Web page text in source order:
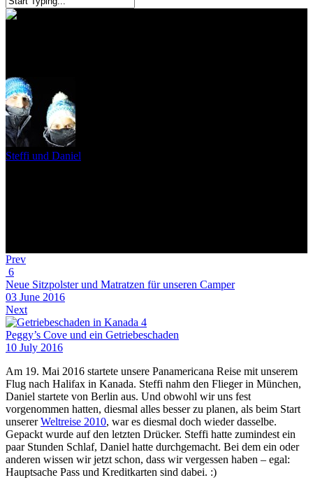
Steffi und Daniel
Prev
6
Neue Sitzpolster und Matratzen für unseren Camper
03 June 2016
Next
4
Peggy’s Cove und ein Getriebeschaden
10 July 2016
Am 19. Mai 2016 startete unsere Panamericana Reise mit unserem
Flug nach Halifax in Kanada. Steffi nahm den Flieger in München,
Daniel startete von Berlin aus. Und obwohl wir uns fest
vorgenommen hatten, diesmal alles besser zu planen, als beim Start
unsererWeltreise 2010, war es diesmal doch wieder dasselbe.
Gepackt wurde auf den letzten Drücker. Steffi hatte zumindest ein
paar Stunden Schlaf, Daniel hatte durchgemacht. Bei dem ein oder
anderen wissen wir jetzt schon, dass wir vergessen haben – egal:
Hauptsache Pass und Kreditkarten sind dabei. :)